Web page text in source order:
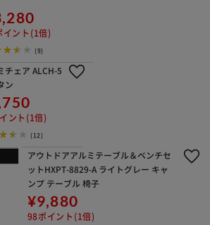
イーグル ラン
タンド220 NE7
ント(1倍)
イーグル フレー
ンク 4.2L NE65
ント(1倍)
(0)
折りたたみキャリーワゴン用テーブル
WGTB-48